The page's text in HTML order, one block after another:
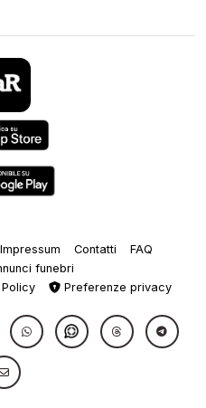
Impressum Contatti
FAQ
funebri
Preferenze privacy